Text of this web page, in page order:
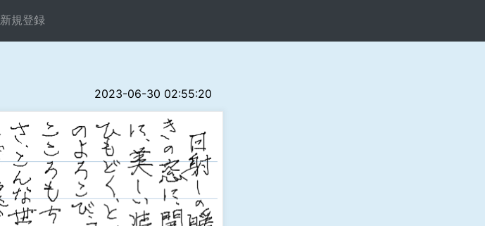
新規登録
2023-06-30 02:55:20